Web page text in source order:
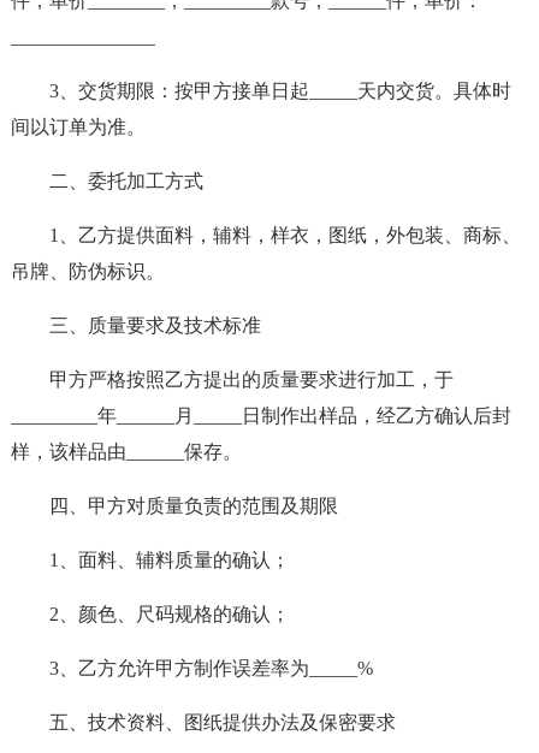
3、交货期限：按甲方接单日起_____天内交货。具体时
间以订单为准。
二、委托加工方式
1、乙方提供面料，辅料，样衣，图纸，外包装、商标、
吊牌、防伪标识。
三、质量要求及技术标准
甲方严格按照乙方提出的质量要求进行加工，于
_________年______月_____日制作出样品，经乙方确认后封
样，该样品由______保存。
四、甲方对质量负责的范围及期限
1、面料、辅料质量的确认；
2、颜色、尺码规格的确认；
3、乙方允许甲方制作误差率为_____%
五、技术资料、图纸提供办法及保密要求